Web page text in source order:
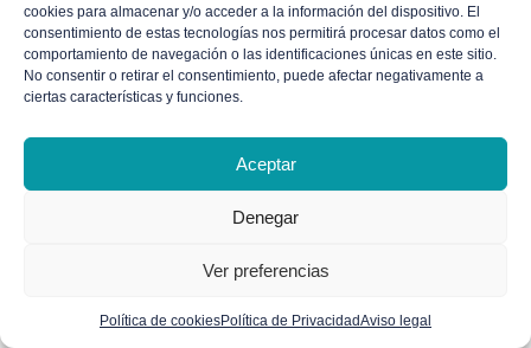
cookies para almacenar y/o acceder a la información del dispositivo. El
consentimiento de estas tecnologías nos permitirá procesar datos como el
comportamiento de navegación o las identificaciones únicas en este sitio.
No consentir o retirar el consentimiento, puede afectar negativamente a
ciertas características y funciones.
Aceptar
Denegar
Ver preferencias
Política de cookiesPolítica de PrivacidadAviso legal
Calle Ciril Amorós, 80
VALENCIA
670 29 29 56
Hola, soy Mario ¿Necesitas una copia de
menos de 30 minutos la tendrás.
¡Mándame un mensaje!